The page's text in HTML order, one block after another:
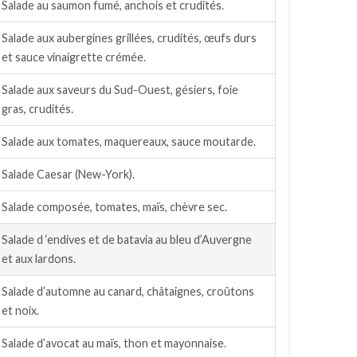
Salade au saumon fumé, anchois et crudités.
Salade aux aubergines grillées, crudités, œufs durs
et sauce vinaigrette crémée.
Salade aux saveurs du Sud-Ouest, gésiers, foie
gras, crudités.
Salade aux tomates, maquereaux, sauce moutarde.
Salade Caesar (New-York).
Salade composée, tomates, maïs, chèvre sec.
Salade d ‘endives et de batavia au bleu d’Auvergne
et aux lardons.
Salade d’automne au canard, châtaignes, croûtons
et noix.
Salade d’avocat au maïs, thon et mayonnaise.